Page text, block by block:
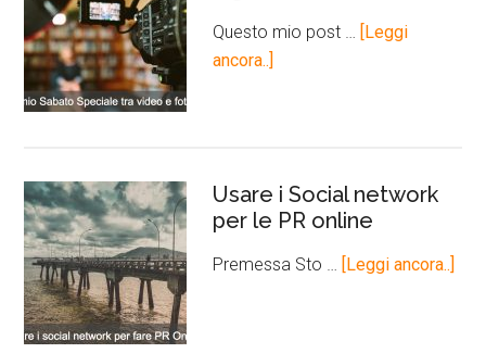
Questo mio post …
[Leggi
ancora..]
Usare i Social network
per le PR online
Premessa Sto … [Leggi ancora..]